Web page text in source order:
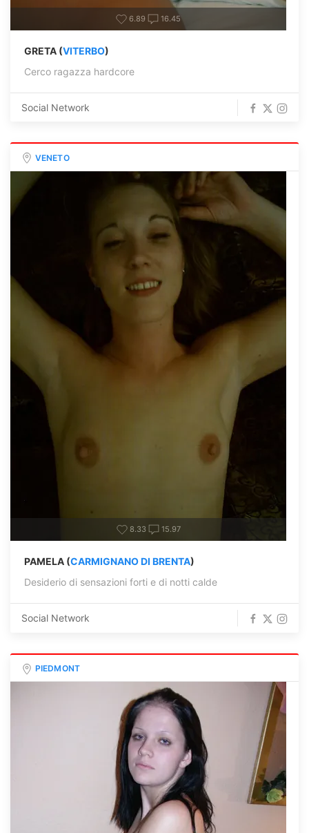
6.89 16.45
GRETA (VITERBO)
Cerco ragazza hardcore
Social Network
VENETO
8.33 15.97
PAMELA (CARMIGNANO DI BRENTA)
Desiderio di sensazioni forti e di notti calde
Social Network
PIEDMONT